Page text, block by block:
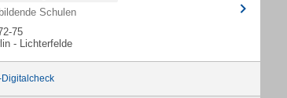
Schulen
75
- Lichterfelde
Digitalcheck